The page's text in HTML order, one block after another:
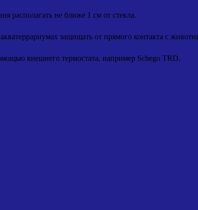
располагать не ближе 1 см от стекла.
защищать от прямого контакта с
внешнего термостата, например Schego TRD.